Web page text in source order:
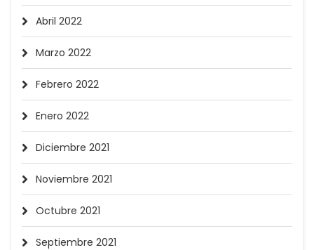
Abril 2022
Marzo 2022
Febrero 2022
Enero 2022
Diciembre 2021
Noviembre 2021
Octubre 2021
Septiembre 2021